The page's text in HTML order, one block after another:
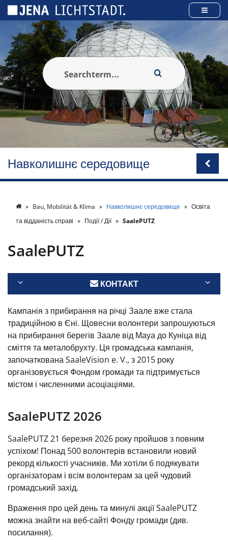
Навколишнє середовище
Bau, Mobilität & Klima Навколишнє середовище
Освіта
та відданість справі
Події / Дії SaalePUTZ
SaalePUTZ
КОНТАКТ
Кампанія з прибирання на річці Заале вже стала
традиційною в Єні. Щовесни волонтери запрошуються
на прибирання берегів Заале від Мауа до Куніца від
сміття та металобрухту. Ця громадська кампанія,
започаткована SaaleVision e. V., з 2015 року
організовується Фондом громади та підтримується
містом і численними асоціаціями.
SaalePUTZ 2026
SaalePUTZ 21 березня 2026 року пройшов з повним
успіхом! Понад 500 волонтерів встановили новий
рекорд кількості учасників. Ми хотіли б подякувати
організаторам і всім волонтерам за цей чудовий
громадський захід.
Враження про цей день та минулі акції SaalePUTZ
можна знайти на веб-сайті Фонду громади (див.
посилання).
Панель керування кукі